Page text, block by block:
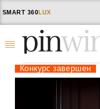
SMART 360LUX
Конкурс завершен